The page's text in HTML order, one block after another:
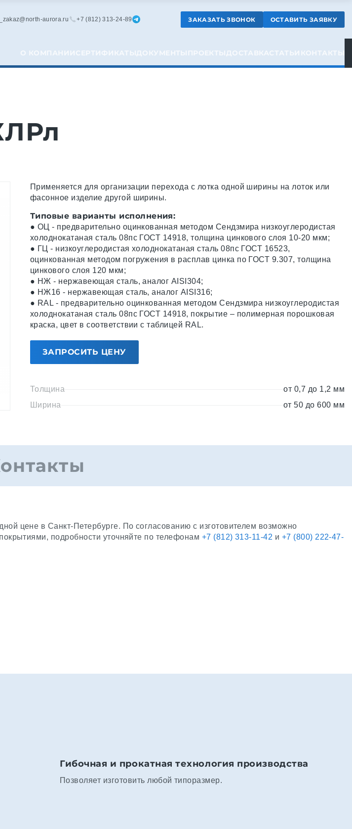
aurora.ru +7 (812) 313-24-89 ЗАКАЗАТЬ ЗВОНОК ОСТАВИТЬ ЗАЯВКУ
О КОМПАНИИСЕРТИФИКАТЫДОКУМЕНТЫ ПРОЕКТЫДОСТАВКАСТАТЬИ КОНТАКТЫ
Применяется для организации перехода с лотка одной ширины на лоток или
фасонное изделие другой ширины.
Типовые варианты исполнения:
● ОЦ - предварительно оцинкованная методом Сендзмира низкоуглеродистая
холоднокатаная сталь 08пс ГОСТ 14918, толщина цинкового слоя 10-20 мкм;
● ГЦ - низкоуглеродистая холоднокатаная сталь 08пс ГОСТ 16523,
оцинкованная методом погружения в расплав цинка по ГОСТ 9.307, толщина
цинкового слоя 120 мкм;
● НЖ - нержавеющая сталь, аналог AISI304;
● НЖ16 - нержавеющая сталь, аналог AISI316;
● RAL - предварительно оцинкованная методом Сендзмира низкоуглеродистая
холоднокатаная сталь 08пс ГОСТ 14918, покрытие – полимерная порошковая
краска, цвет в соответствии с таблицей RAL.
ЗАПРОСИТЬ ЦЕНУ
Толщина
от 0,7 до 1,2 мм
Ширина
от 50 до 600 мм
цене в Санкт-Петербурге. По согласованию с изготовителем возможно
подробности уточняйте по телефонам +7 (812) 313-11-42 и +7 (800) 222-47-
Гибочная и прокатная технология производства
Позволяет изготовить любой типоразмер.